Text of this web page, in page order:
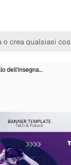
dell'insegna…